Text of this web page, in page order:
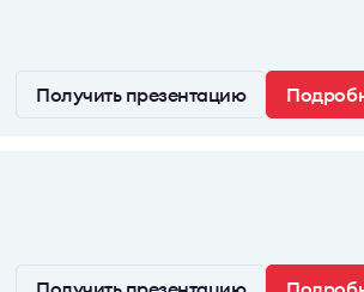
Получить презентацию